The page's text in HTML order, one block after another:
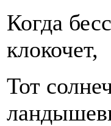
Когда
клокочет,
Тот